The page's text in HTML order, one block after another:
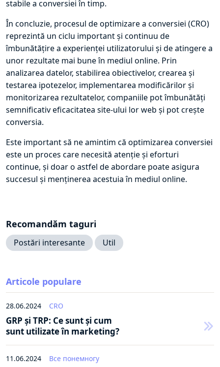
stabile a conversiei în timp.
În concluzie, procesul de optimizare a conversiei (CRO)
reprezintă un ciclu important și continuu de
îmbunătățire a experienței utilizatorului și de atingere a
unor rezultate mai bune în mediul online. Prin
analizarea datelor, stabilirea obiectivelor, crearea și
testarea ipotezelor, implementarea modificărilor și
monitorizarea rezultatelor, companiile pot îmbunătăți
semnificativ eficacitatea site-ului lor web și pot crește
conversia.
Este important să ne amintim că optimizarea conversiei
este un proces care necesită atenție și eforturi
continue, și doar o astfel de abordare poate asigura
succesul și menținerea acestuia în mediul online.
Recomandăm taguri
Postări interesante Util
Articole populare
28.06.2024 CRO
GRP și TRP: Ce sunt și cum
sunt utilizate în marketing?
11.06.2024 Все понемногу